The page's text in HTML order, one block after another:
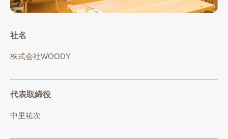
社名
株式会社WOODY
代表取締役
中里祐次